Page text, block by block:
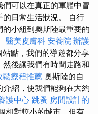
可以在真正的軍艦中冒
的日常生活狀況。 自行
小組到奧斯陸最重要的
醫美皮膚科 安養院 辦護
站點，我們的導遊都分享
後讓我們有時間走路和
鬆療程推薦 奧斯陸的自
紹，使我們能夠在大約
護中心 跳蚤 房間設計的
相對較小的城市，但有